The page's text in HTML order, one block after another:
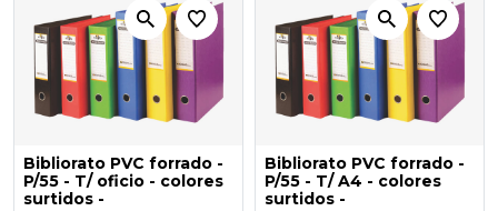
Bibliorato PVC forrado -
P/55 - T/ oficio - colores
surtidos -
Bibliorato PVC forrado -
P/55 - T/ A4 - colores
surtidos -